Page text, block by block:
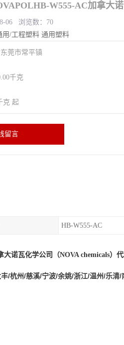
06 浏览数：70
用/工程塑料 通用塑料
莞市常平镇
千克
克 起
留言
HB-W555-AC
大诺瓦化学公司（NOVA chemicals）
/杭州/慈溪/宁波/余姚/浙江/温州/乐清